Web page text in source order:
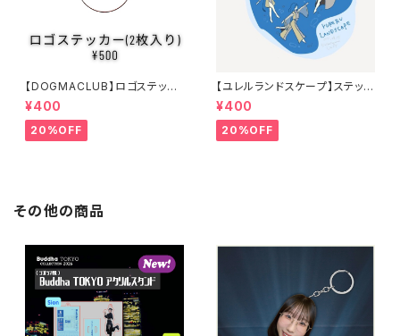
【DOGMACLUB】ロゴステッカ
ー(2枚入り)
¥400
20%OFF
【ユレルランドスケープ】ステッカ
ーシール
¥400
20%OFF
その他の商品